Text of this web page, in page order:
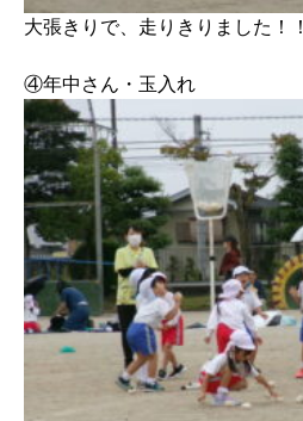
大張きりで、走りきりました！！
④年中さん・玉入れ